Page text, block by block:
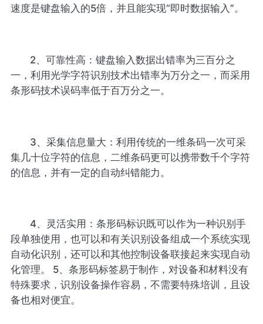
速度是键盘输入的5倍，并且能实现“即时数据输入”。
2、可靠性高：键盘输入数据出错率为三百分之
一，利用光学字符识别技术出错率为万分之一，而采用
条形码技术误码率低于百万分之一。
3、采集信息量大：利用传统的一维条码一次可采
集几十位字符的信息，二维条码更可以携带数千个字符
的信息，并有一定的自动纠错能力。
4、灵活实用：条形码标识既可以作为一种识别手
段单独使用，也可以和有关识别设备组成一个系统实现
自动化识别，还可以和其他控制设备联接起来实现自动
化管理。 5、条形码标签易于制作，对设备和材料没有
特殊要求，识别设备操作容易，不需要特殊培训，且设
备也相对便宜。